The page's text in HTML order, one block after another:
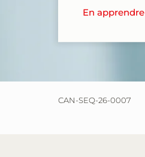
En
CAN-SEQ-26-0007